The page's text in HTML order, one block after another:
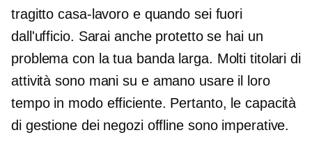
tragitto casa-lavoro e quando sei fuori
dall'ufficio. Sarai anche protetto se hai un
problema con la tua banda larga. Molti titolari di
attività sono mani su e amano usare il loro
tempo in modo efficiente. Pertanto, le capacità
di gestione dei negozi offline sono imperative.